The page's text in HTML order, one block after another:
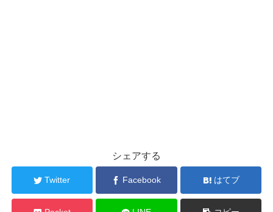
シェアする
Twitter Facebook はてブ